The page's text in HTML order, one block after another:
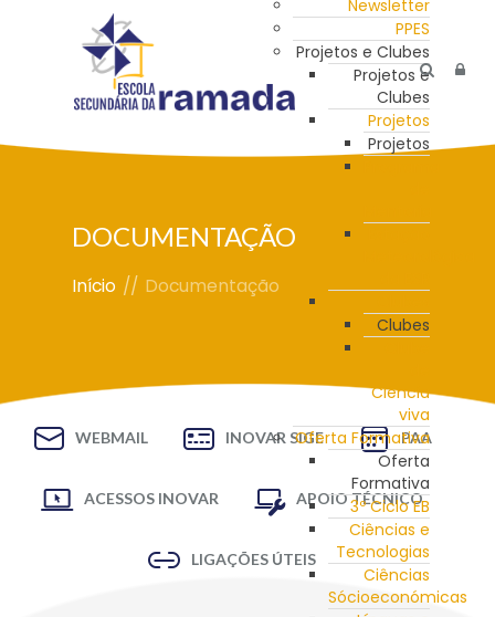
Newsletter
PPES
Projetos e Clubes
Projetos e
Clubes
Projetos
Projetos
Clubes
Ciência
viva
Oferta Formativa
Oferta
Formativa
3º Ciclo EB
Ciências e
Tecnologias
Ciências
Sócioeconómicas
DOCUMENTAÇÃO
Início // Documentação
WEBMAIL INOVAR SIGE PAA
ACESSOS INOVAR APOIO TÉCNICO
LIGAÇÕES ÚTEIS